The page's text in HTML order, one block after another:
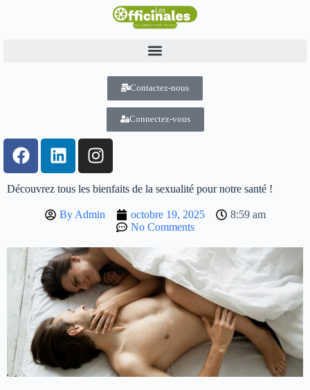
Contactez-nous
Connectez-vous
Découvrez tous les bienfaits de la sexualité pour notre santé !
ByAdmin octobre 19, 2025
8:59 am
No Comments